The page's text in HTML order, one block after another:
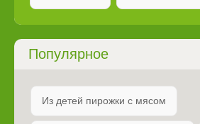
Популярное
Из детей пирожки с мясом